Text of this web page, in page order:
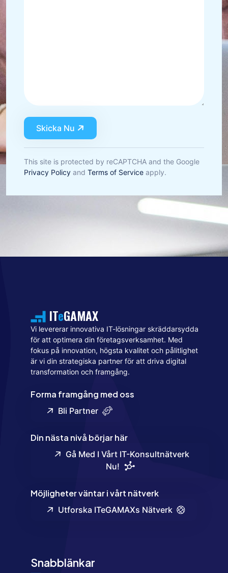
Skicka Nu
This site is protected by reCAPTCHA and the Google
Privacy Policy and Terms of Service apply.
ITeGAMAX
Vi levererar innovativa IT-lösningar skräddarsydda
för att optimera din företagsverksamhet. Med
fokus på innovation, högsta kvalitet och pålitlighet
är vi din strategiska partner för att driva digital
transformation och framgång.
Forma framgång med oss
Bli Partner
Din nästa nivå börjar här
Gå Med I Vårt IT-Konsultnätverk
Nu!
Möjligheter väntar i vårt nätverk
Utforska ITeGAMAXs Nätverk
Snabblänkar